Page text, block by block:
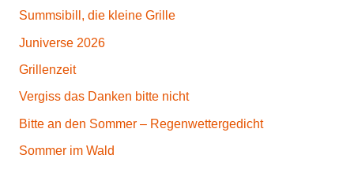
Summsibill, die kleine Grille
Juniverse 2026
Grillenzeit
Vergiss das Danken bitte nicht
Bitte an den Sommer – Regenwettergedicht
Sommer im Wald